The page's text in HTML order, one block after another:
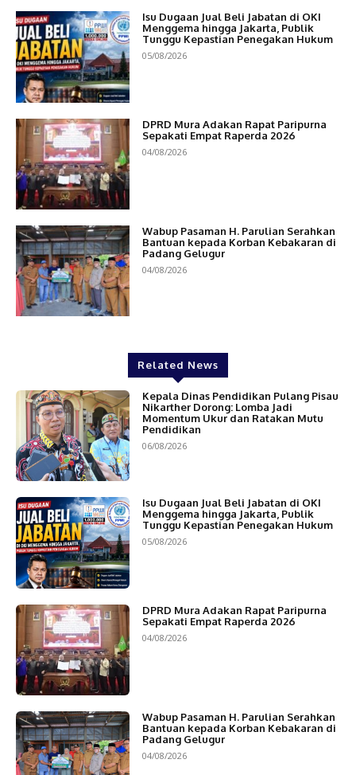
Isu Dugaan Jual Beli Jabatan di OKI
Menggema hingga Jakarta, Publik
Tunggu Kepastian Penegakan Hukum
05/08/2026
DPRD Mura Adakan Rapat Paripurna
Sepakati Empat Raperda 2026
04/08/2026
Wabup Pasaman H. Parulian Serahkan
Bantuan kepada Korban Kebakaran di
Padang Gelugur
04/08/2026
Related News
Kepala Dinas Pendidikan Pulang Pisau
Nikarther Dorong: Lomba Jadi
Momentum Ukur dan Ratakan Mutu
Pendidikan
06/08/2026
Isu Dugaan Jual Beli Jabatan di OKI
Menggema hingga Jakarta, Publik
Tunggu Kepastian Penegakan Hukum
05/08/2026
DPRD Mura Adakan Rapat Paripurna
Sepakati Empat Raperda 2026
04/08/2026
Wabup Pasaman H. Parulian Serahkan
Bantuan kepada Korban Kebakaran di
Padang Gelugur
04/08/2026